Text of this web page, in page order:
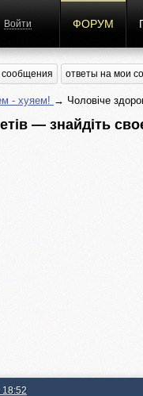
Войти ФОРУМ
ответы на мои
- хуяем! → Чоловіче
— знайдіть
18:52